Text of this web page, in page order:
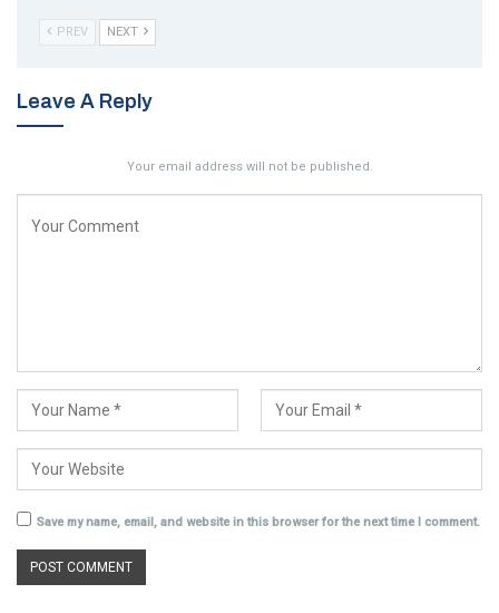
PREV NEXT
Leave A Reply
Your email address will not be published.
Save my name, email, and website in this browser for the next time I comment.